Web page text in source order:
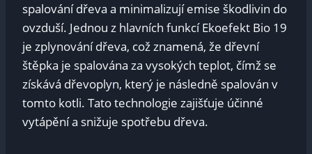
spalování dřeva a minimalizují emise škodlivin do
ovzduší. Jednou z hlavních funkcí Ekoefekt Bio 19
je zplynování dřeva, což znamená, že dřevní
štěpka je spalována za vysokých teplot, čímž se
získává dřevoplyn, který je následně spalován v
tomto kotli. Tato technologie zajišťuje účinné
vytápění a snižuje spotřebu dřeva.